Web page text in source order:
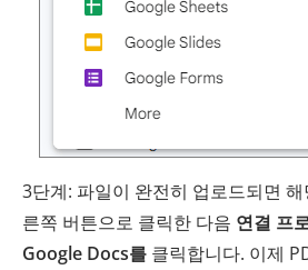
3단계: 파일이 완전히 업로드되면
른쪽 버튼으로 클릭한 다음 연결 프
Google Docs를 클릭합니다. 이제